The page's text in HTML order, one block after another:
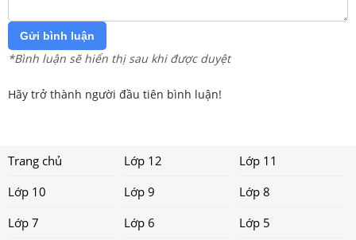
Gửi bình luận
*Bình luận sẽ hiển thị sau khi được duyệt
Hãy trở thành người đầu tiên bình luận!
Trang chủ Lớp 12
Lớp 11
Lớp 10
Lớp 9
Lớp 8
Lớp 7
Lớp 6 Lớp 5